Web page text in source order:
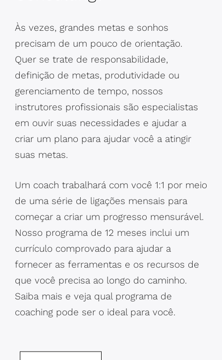
Às vezes, grandes metas e sonhos
precisam de um pouco de orientação.
Quer se trate de responsabilidade,
definição de metas, produtividade ou
gerenciamento de tempo, nossos
instrutores profissionais são especialistas
em ouvir suas necessidades e ajudar a
criar um plano para ajudar você a atingir
suas metas.
Um coach trabalhará com você 1:1 por meio
de uma série de ligações mensais para
começar a criar um progresso mensurável.
Nosso programa de 12 meses inclui um
currículo comprovado para ajudar a
fornecer as ferramentas e os recursos de
que você precisa ao longo do caminho.
Saiba mais e veja qual programa de
coaching pode ser o ideal para você.